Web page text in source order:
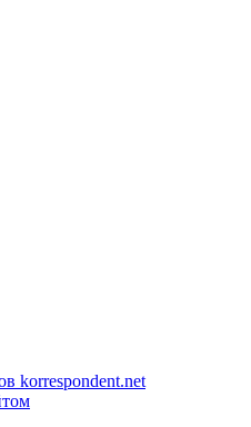
korrespondent.net